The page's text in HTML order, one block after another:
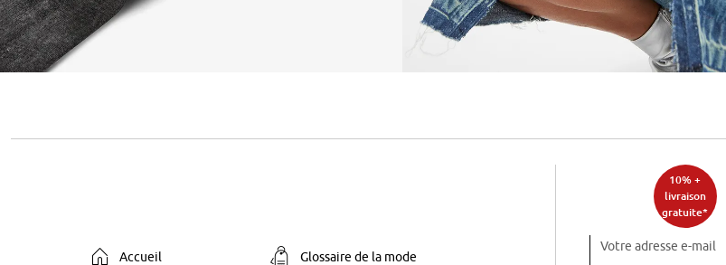
Accueil Glossaire de la mode
10% +
livraison
gratuite*
Votre adresse e-mail